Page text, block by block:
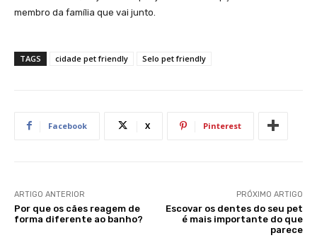
membro da família que vai junto.
TAGS cidade pet friendly Selo pet friendly
Facebook X Pinterest
ARTIGO ANTERIOR
Por que os cães reagem de
forma diferente ao banho?
PRÓXIMO ARTIGO
Escovar os dentes do seu pet
é mais importante do que
parece